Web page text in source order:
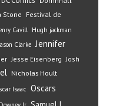
Stone
Festival de
Cavill Hugh jackman
Clarke Jennifer
Jesse Eisenberg Josh
Nicholas Hoult
Isaac Oscars